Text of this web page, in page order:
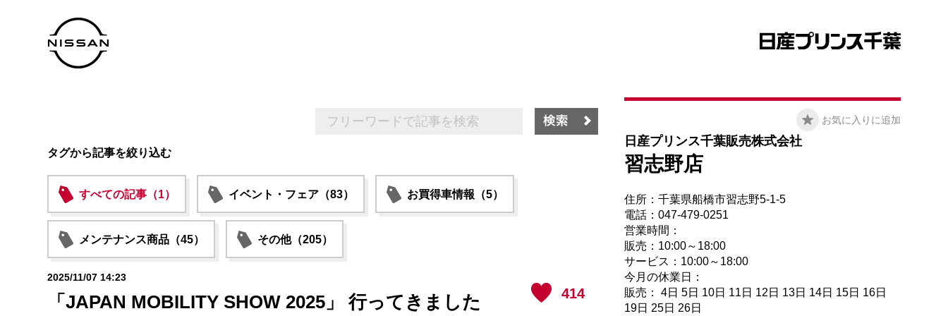
タグから記事を絞り込む
すべての記事（1） イベント・フェア（83） お買得車情報（5）
メンテナンス商品（45） その他（205）
414
2025/11/07 14:23
「JAPAN MOBILITY SHOW 2025」 行ってきました
お気に入りに追加
日産プリンス千葉販売株式会社
習志野店
住所：千葉県船橋市習志野5-1-5
電話：047-479-0251
営業時間：
販売：10:00～18:00
サービス：10:00～18:00
今月の休業日：
販売： 4日 5日 10日 11日 12日 13日 14日 15日 16日
19日 25日 26日